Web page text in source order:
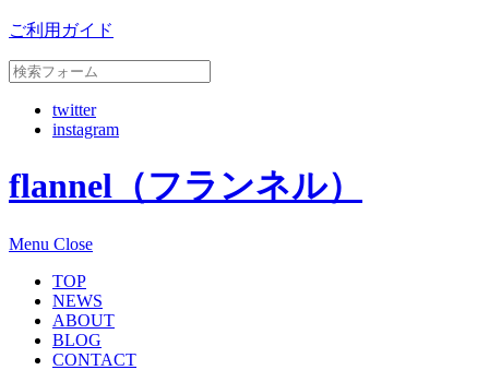
ご利用ガイド
twitter
instagram
flannel（フランネル）
Menu Close
TOP
NEWS
ABOUT
BLOG
CONTACT